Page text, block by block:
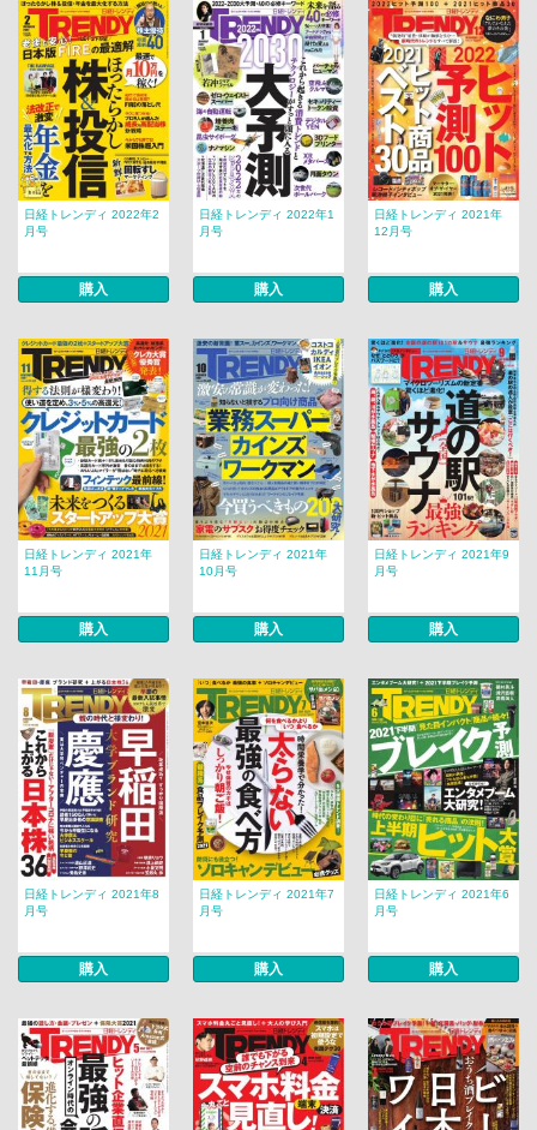
日経トレンディ 2022年2
月号
購入
日経トレンディ 2022年1
月号
購入
日経トレンディ 2021年
12月号
購入
日経トレンディ 2021年
11月号
購入
日経トレンディ 2021年
10月号
購入
日経トレンディ 2021年9
月号
購入
日経トレンディ 2021年8
月号
購入
日経トレンディ 2021年7
月号
購入
日経トレンディ 2021年6
月号
購入